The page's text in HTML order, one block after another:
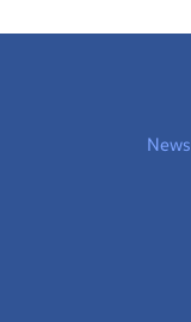
News